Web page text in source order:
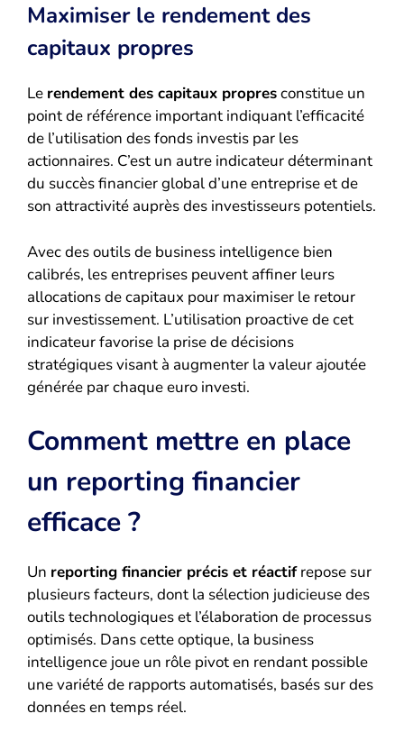
Maximiser le rendement des
capitaux propres
Le rendement des capitaux propresconstitue un
point de référence important indiquant l’efficacité
de l’utilisation des fonds investis par les
actionnaires. C’est un autre indicateur déterminant
du succès financier global d’une entreprise et de
son attractivité auprès des investisseurs potentiels.
Avec des outils de business intelligence bien
calibrés, les entreprises peuvent affiner leurs
allocations de capitaux pour maximiser le retour
sur investissement. L’utilisation proactive de cet
indicateur favorise la prise de décisions
stratégiques visant à augmenter la valeur ajoutée
générée par chaque euro investi.
Comment mettre en place
un reporting financier
efficace ?
Un reporting financier précis et réactifrepose sur
plusieurs facteurs, dont la sélection judicieuse des
outils technologiques et l’élaboration de processus
optimisés. Dans cette optique, la business
intelligence joue un rôle pivot en rendant possible
une variété de rapports automatisés, basés sur des
données en temps réel.